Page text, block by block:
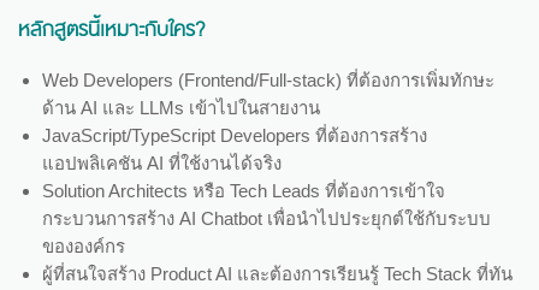
หลักสูตรนี้เหมาะกับใคร?
Web Developers (Frontend/Full-stack) ที่ต้องการเพิ่มทักษะ
ด้าน AI และ LLMs เข้าไปในสายงาน
JavaScript/TypeScript Developers ที่ต้องการสร้าง
แอปพลิเคชัน AI ที่ใช้งานได้จริง
Solution Architects หรือ Tech Leads ที่ต้องการเข้าใจ
กระบวนการสร้าง AI Chatbot เพื่อนำไปประยุกต์ใช้กับระบบ
ขององค์กร
ผู้ที่สนใจสร้าง Product AI และต้องการเรียนรู้ Tech Stack ที่ทัน